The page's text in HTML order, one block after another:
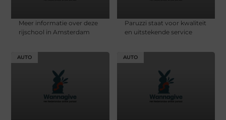
Meer informatie over deze
rijschool in Amsterdam
Paruzzi staat voor kwaliteit
en uitstekende service
AUTO AUTO